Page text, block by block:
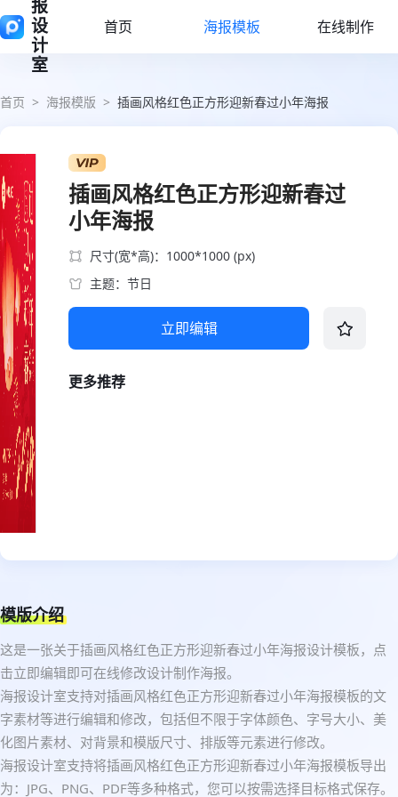
报
设
计
室
首页 海报模板 在线制作
首页 > 海报模版 > 插画风格红色正方形迎新春过小年海报
插画风格红色正方形迎新春过
小年海报
尺寸(宽*高)：1000*1000 (px)
主题：节日
立即编辑
更多推荐
模版介绍
这是一张关于插画风格红色正方形迎新春过小年海报设计模板，点
击立即编辑即可在线修改设计制作海报。
海报设计室支持对插画风格红色正方形迎新春过小年海报模板的文
字素材等进行编辑和修改，包括但不限于字体颜色、字号大小、美
化图片素材、对背景和模版尺寸、排版等元素进行修改。
海报设计室支持将插画风格红色正方形迎新春过小年海报模板导出
为：JPG、PNG、PDF等多种格式，您可以按需选择目标格式保存。